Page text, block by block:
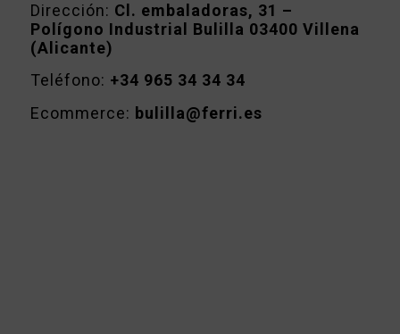
Dirección: Cl. embaladoras, 31 –
Polígono Industrial Bulilla 03400 Villena
(Alicante)
Teléfono: +34 965 34 34 34
Ecommerce: bulilla@ferri.es